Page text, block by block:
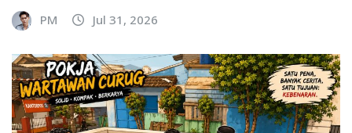
PM Jul 31, 2026